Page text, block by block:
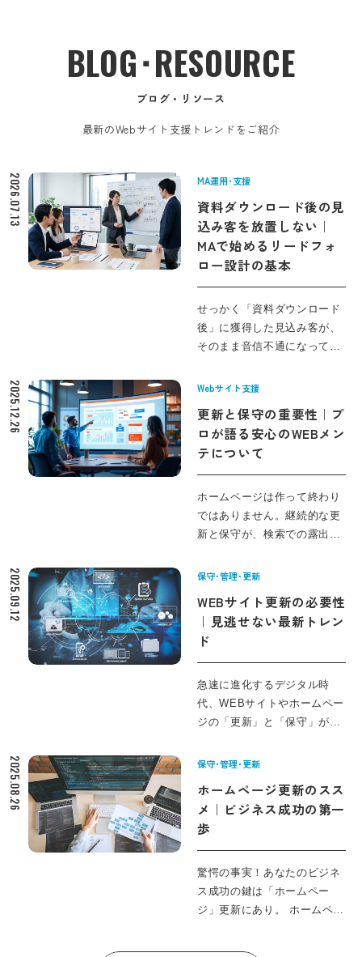
BLOG･RESOURCE
ブログ・リソース
最新のWebサイト支援トレンドをご紹介
2026.07.13 MA運用･支援
資料ダウンロード後の見
込み客を放置しない｜
MAで始めるリードフォ
ロー設計の基本
せっかく「資料ダウンロード
後」に獲得した見込み客が、
そのまま音信不通になってい
したものの、リードフォロー
えず一斉メール配信」に留ま
っている企業も少なくありま
せん。本来、資料請求の瞬間
は関心が最も高く、適切なフ
ォロー次第で商談化率を大き
く変えられるポイントです。
しかし、営業とマーケの役割
ングが整理されていないと、
りこぼしてしまいます。 この
記事では、BtoB企業がMAを
活用して「資料ダウンロード
後の見込み客を放置しない」
ためのリードフォロー設計の
基本から、シナリオ・メール
施策、KPI設計までを体系的
ょう。
2025.12.26 Webサイト支援
更新と保守の重要性｜プ
ロが語る安心のWEBメン
テについて
ホームページは作って終わり
ではありません。継続的な更
新と保守が、検索での露出や
頼を左右します。株式会社
点、デザイン視点、ユーザー
視点、分析視点を重視し、
SEO・CMS運用やバックアッ
プ、脆弱性対応まで含めてお
客様の課題を深掘りしながら
最適な運用設計を提案しま
す。 本記事では更新の目的や
コストと導入の目安から、優
対策、デザイン・分析による
改善手法まで、実践的にわか
りやすく解説します。まず
は、成果につながるメンテ設
計の秘訣と運用で押さえるべ
き要点から読み進めてくださ
い。
2025.09.12 保守･管理･更新
WEBサイト更新の必要性
｜見逃せない最新トレン
ド
急速に進化するデジタル時
代、WEBサイトやホームペー
ジの「更新」と「保守」が、
るのでしょうか。スマートフ
デザイン・技術トレンドに対
応したサイト管理は、企業価
値やブランドイメージの向上
にも直結します。 さらに、競
合サイトとの差別化やSEO対
策、ユーザー満足度を高める
最新トレンドの導入は、効果
2025.08.26 保守･管理･更新
ホームページ更新のスス
メ｜ビジネス成功の第一
歩
驚愕の事実！あなたのビジネ
ス成功の鍵は「ホームペー
ジ」更新にあり。 ホームペー